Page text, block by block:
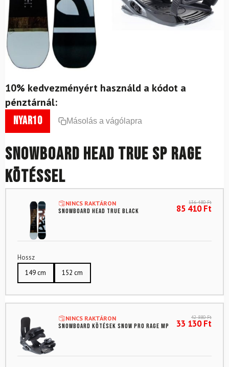
10% kedvezményért használd a kódot a
pénztárnál:
nyar10 Másolás a vágólapra
Snowboard HEAD True SP Rage
kötéssel
NINCS RAKTÁRON
Snowboard HEAD True Black
136 480Ft
85 410Ft
Hossz
149 cm
152 cm
NINCS RAKTÁRON
Snowboard kötések SNOW PRO Rage MP
42 880Ft
33 130Ft